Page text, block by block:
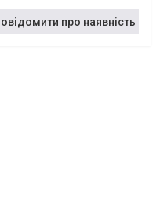
про наявність